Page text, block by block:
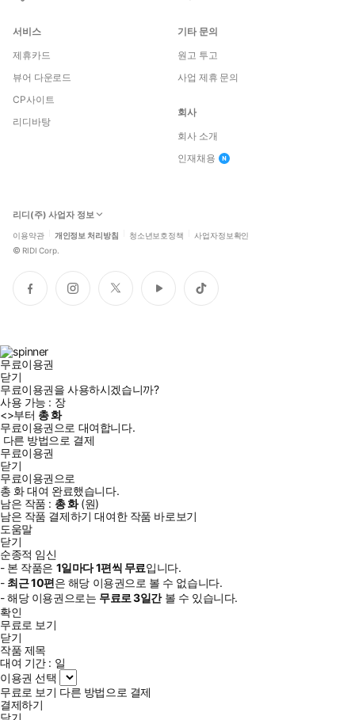
서비스
제휴카드
뷰어 다운로드
CP사이트
리디바탕
기타 문의
원고 투고
사업 제휴 문의
회사
회사 소개
인재채용
리디(주) 사업자 정보
이용약관 개인정보 처리방침 청소년보호정책 사업자정보확인
© RIDI Corp.
페
이
인
스
트
위
유
튜
틱
톡
무료이용권
닫기
무료이용권을 사용하시겠습니까?
사용 가능 : 장
<>부터 총화
무료이용권으로 대여합니다.
다른 방법으로 결제
무료이용권
닫기
무료이용권으로
총 화대여 완료했습니다.
남은 작품 : 총화(원)
남은 작품 결제하기 대여한 작품 바로보기
도움말
닫기
순종적 임신
- 본 작품은 1일마다1편씩 무료입니다.
- 최근10편은 해당 이용권으로 볼 수 없습니다.
- 해당 이용권으로는 무료로3일간볼 수 있습니다.
확인
무료로 보기
닫기
작품 제목
대여 기간 : 일
이용권 선택
무료로 보기 다른 방법으로 결제
결제하기
닫기